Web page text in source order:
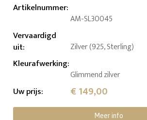
Artikelnummer:
AM-SL30045
Vervaardigd
uit: Zilver (925, Sterling)
Kleurafwerking:
Glimmend zilver
Uw prijs: € 149,00
Meer info